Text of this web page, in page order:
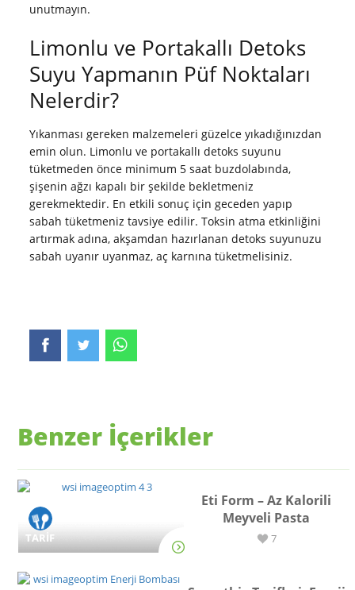
unutmayın.
Limonlu ve Portakallı Detoks
Suyu Yapmanın Püf Noktaları
Nelerdir?
Yıkanması gereken malzemeleri güzelce yıkadığınızdan
emin olun. Limonlu ve portakallı detoks suyunu
tüketmeden önce minimum 5 saat buzdolabında,
şişenin ağzı kapalı bir şekilde bekletmeniz
gerekmektedir. En etkili sonuç için geceden yapıp
sabah tüketmeniz tavsiye edilir. Toksin atma etkinliğini
artırmak adına, akşamdan hazırlanan detoks suyunuzu
sabah uyanır uyanmaz, aç karnına tüketmelisiniz.
Benzer İçerikler
TARİF
Eti Form – Az Kalorili
Meyveli Pasta
7